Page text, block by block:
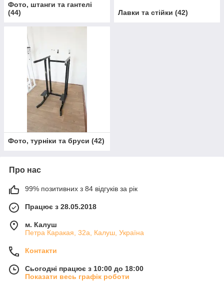
Фото, штанги та гантелі
(44) Лавки та стійки (42)
Фото, турніки та бруси (42)
Про нас
99% позитивних з 84 відгуків за рік
Працює з 28.05.2018
м. Калуш
Петра Каракая, 32а, Калуш, Україна
Контакти
Сьогодні працює з 10:00 до 18:00
Показати весь графік роботи